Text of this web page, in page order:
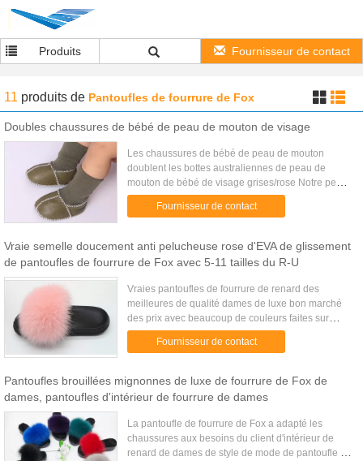
Produits Fournisseur de contact
11 produits de Pantoufles de fourrure de Fox
Doubles chaussures de bébé de peau de mouton de visage
Les chaussures de bébé de peau de mouton
doublent les bottes australiennes de peau de
mouton de bébé de visage grises/rose Notre peau
de mouton, cuir, pantoufles de laine te donne une
expérience luxueuse et ...
Fournisseur de contact
Vraie semelle doucement anti pelucheuse rose d'EVA de glissement
de pantoufles de fourrure de Fox avec 5-11 tailles du R-U
Vraies pantoufles de fourrure de renard des
meilleures de qualité dames de luxe bon marché
des prix avec beaucoup de couleurs faites sur
commande Matériel intérieur peluche de fourrure
de renard et tissu de ...
Fournisseur de contact
Pantoufles brouillées mignonnes de luxe de fourrure de Fox de
dames, pantoufles d'intérieur de fourrure de dames
La pantoufle de fourrure de Fox a adapté les
chaussures aux besoins du client d'intérieur de
renard de dames de style de mode de pantoufle de